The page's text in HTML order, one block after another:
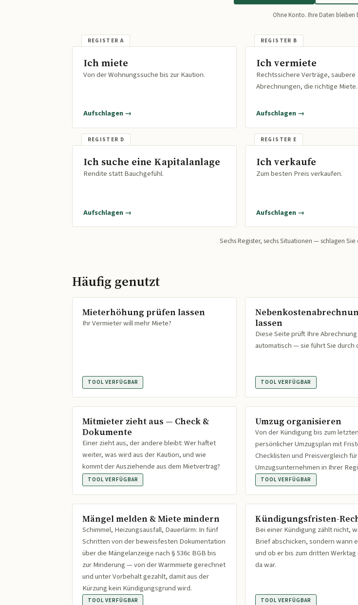
Ohne Konto. Ihre Daten bleiben
Ich miete
Von der Wohnungssuche bis zur Kaution.
Aufschlagen →
Ich vermiete
Rechtssichere Verträge, saubere
Abrechnungen, die richtige Miete.
Aufschlagen →
Ich suche eine Kapitalanlage
Rendite statt Bauchgefühl.
Aufschlagen →
Ich verkaufe
Zum besten Preis verkaufen.
Aufschlagen →
Sechs Register, sechs Situationen — schlagen
Häufig genutzt
Mieterhöhung prüfen lassen
Ihr Vermieter will mehr Miete?
TOOL VERFÜGBAR
lassen
Diese Seite prüft Ihre
automatisch — sie führt Sie durch
TOOL VERFÜGBAR
Mitmieter zieht aus — Check &
Dokumente
Einer zieht aus, der andere bleibt: Wer haftet
weiter, was wird aus der Kaution, und wie
kommt der Ausziehende aus dem Mietvertrag?
TOOL VERFÜGBAR
Umzug organisieren
Von der Kündigung bis zum
persönlicher Umzugsplan mit
Checklisten und Preisvergleich für
Umzugsunternehmen in Ihrer
TOOL VERFÜGBAR
Mängel melden & Miete mindern
Schimmel, Heizungsausfall, Dauerlärm: In fünf
Schritten von der beweisfesten Dokumentation
über die Mängelanzeige nach § 536c BGB bis
zur Minderung — von der Warmmiete gerechnet
und unter Vorbehalt gezahlt, damit aus der
Kürzung kein Kündigungsgrund wird.
TOOL VERFÜGBAR
Kündigungsfristen-
Bei einer Kündigung zählt nicht,
Brief abschicken, sondern wann
und ob er bis zum dritten
da war.
TOOL VERFÜGBAR